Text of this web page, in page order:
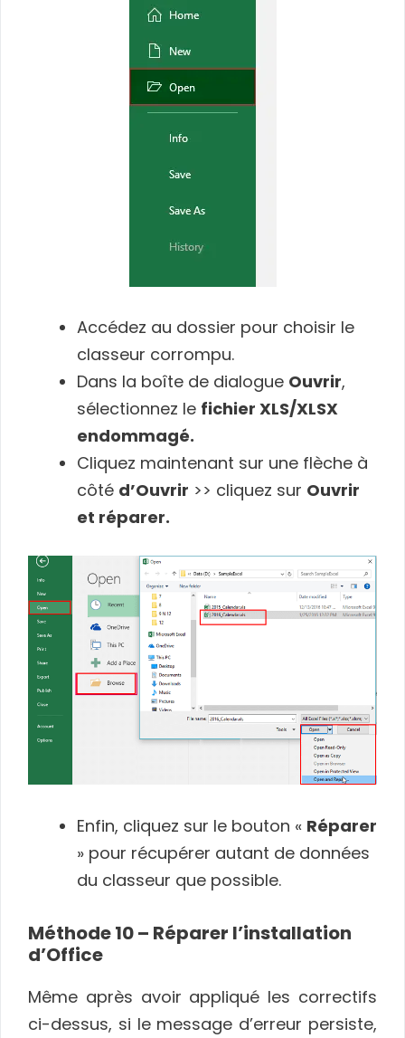
Accédez au dossier pour choisir le
classeur corrompu.
Dans la boîte de dialogue Ouvrir,
sélectionnez le fichier XLS/XLSX
endommagé.
Cliquez maintenant sur une flèche à
côté d’Ouvrir >> cliquez sur Ouvrir
et réparer.
Enfin, cliquez sur le bouton « Réparer
» pour récupérer autant de données
du classeur que possible.
Méthode 10 – Réparer l’installation
d’Office
Même après avoir appliqué les correctifs
ci-dessus, si le message d’erreur persiste,